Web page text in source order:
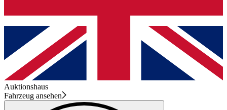
Auktionshaus
Fahrzeug ansehen